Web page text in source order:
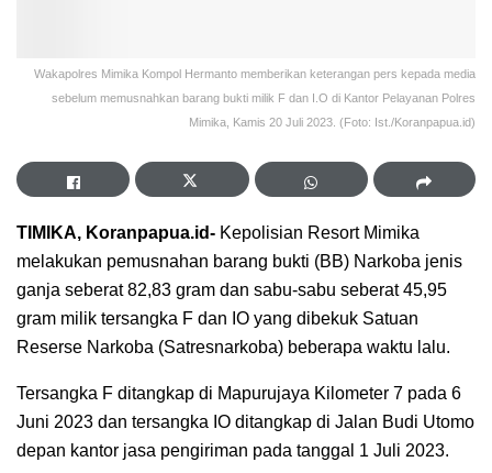
Wakapolres Mimika Kompol Hermanto memberikan keterangan pers kepada media
sebelum memusnahkan barang bukti milik F dan I.O di Kantor Pelayanan Polres
Mimika, Kamis 20 Juli 2023. (Foto: Ist./Koranpapua.id)
TIMIKA, Koranpapua.id- Kepolisian Resort Mimika
melakukan pemusnahan barang bukti (BB) Narkoba jenis
ganja seberat 82,83 gram dan sabu-sabu seberat 45,95
gram milik tersangka F dan IO yang dibekuk Satuan
Reserse Narkoba (Satresnarkoba) beberapa waktu lalu.
Tersangka F ditangkap di Mapurujaya Kilometer 7 pada 6
Juni 2023 dan tersangka IO ditangkap di Jalan Budi Utomo
depan kantor jasa pengiriman pada tanggal 1 Juli 2023.